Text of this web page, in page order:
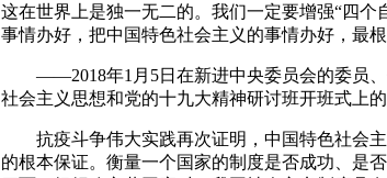
这在世界上是独一无二的。我们一定要增强“四
事情办好，把中国特色社会主义的事情办好，最
——2018年1月5日在新进中央委员会的委员、
社会主义思想和党的十九大精神研讨班开班式上
抗疫斗争伟大实践再次证明，中国特色社会主
的根本保证。衡量一个国家的制度是否成功、是